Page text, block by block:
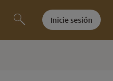
Inicie sesión